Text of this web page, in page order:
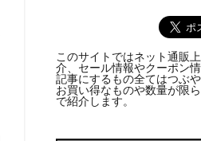
このサイトではネット通販
介、セール情報やクーポン
記事にするもの全てはつぶや
お買い得なものや数量が限
で紹介します。